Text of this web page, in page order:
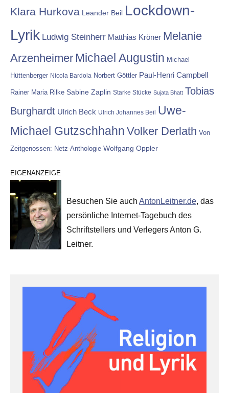
Klara Hurkova Leander Beil Lockdown-
Lyrik Ludwig Steinherr Matthias Kröner Melanie
Arzenheimer Michael Augustin Michael
Hüttenberger Nicola Bardola Norbert Göttler Paul-Henri Campbell
Rainer Maria Rilke Sabine Zaplin Starke Stücke Sujata Bhatt Tobias
Burghardt Ulrich Beck Ulrich Johannes Beil Uwe-
Michael Gutzschhahn Volker Derlath Von
Zeitgenossen: Netz-Anthologie Wolfgang Oppler
EIGENANZEIGE
Besuchen Sie auch AntonLeitner.de, das
persönliche Internet-Tagebuch des
Schriftstellers und Verlegers Anton G.
Leitner.